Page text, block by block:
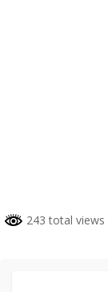
243 total views